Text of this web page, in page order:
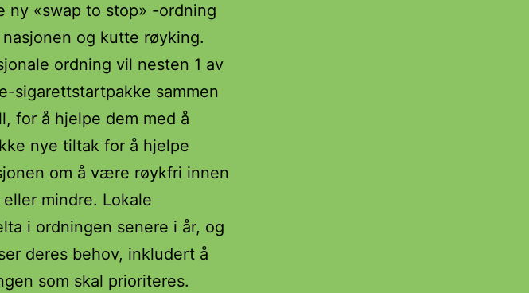
ny «swap to stop» -ordning
og kutte røyking.
ordning vil nesten 1 av
sigarettstartpakke sammen
for å hjelpe dem med å
nye tiltak for å hjelpe
om å være røykfri innen
mindre. Lokale
i ordningen senere i år, og
deres behov, inkludert å
som skal prioriteres.